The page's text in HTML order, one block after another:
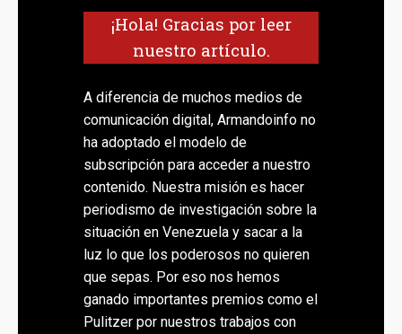
¡Hola! Gracias por leer
nuestro artículo.
A diferencia de muchos medios de
comunicación digital, Armandoinfo no
ha adoptado el modelo de
subscripción para acceder a nuestro
contenido. Nuestra misión es hacer
periodismo de investigación sobre la
situación en Venezuela y sacar a la
luz lo que los poderosos no quieren
que sepas. Por eso nos hemos
ganado importantes premios como el
Pulitzer por nuestros trabajos con